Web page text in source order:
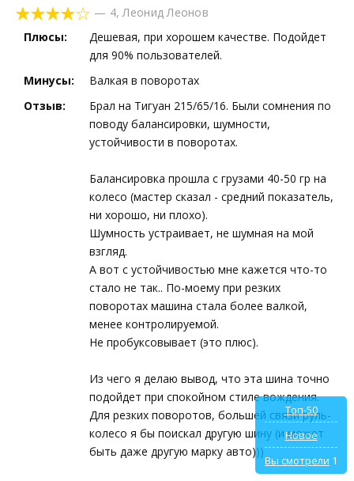
— 4,Леонид Леонов
Плюсы:
Дешевая, при хорошем качестве. Подойдет
для 90% пользователей.
Минусы:
Валкая в поворотах
Отзыв:
Брал на Тигуан 215/65/16. Были сомнения по
поводу балансировки, шумности,
устойчивости в поворотах.
Балансировка прошла с грузами 40-50 гр на
колесо (мастер сказал - средний показатель,
ни хорошо, ни плохо).
Шумность устраивает, не шумная на мой
взгляд.
А вот с устойчивостью мне кажется что-то
стало не так.. По-моему при резких
поворотах машина стала более валкой,
менее контролируемой.
Не пробуксовывает (это плюс).
Из чего я делаю вывод, что эта шина точно
подойдет при спокойном стиле вождения.
Для резких поворотов, большей связи руль-
колесо я бы поискал другую шину (и может
быть даже другую марку авто)))
Топ-50
Новое
Вы смотрели 1